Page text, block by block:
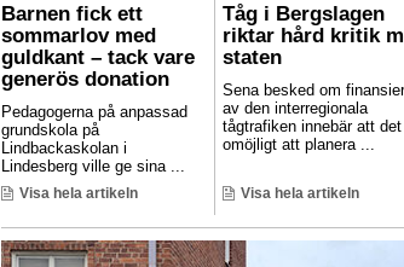
Barnen fick ett
sommarlov med
guldkant – tack vare
generös donation
Pedagogerna på anpassad
grundskola på
Lindbackaskolan i
Lindesberg ville ge sina ...
Visa hela artikeln
Tåg i Bergslagen
riktar hård kritik
staten
Sena besked om
av den interregionala
tågtrafiken innebär att det
omöjligt att planera ...
Visa hela artikeln